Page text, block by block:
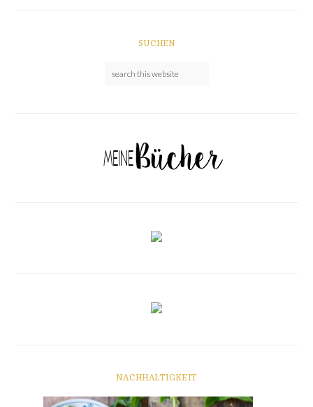
SUCHEN
NACHHALTIGKEIT